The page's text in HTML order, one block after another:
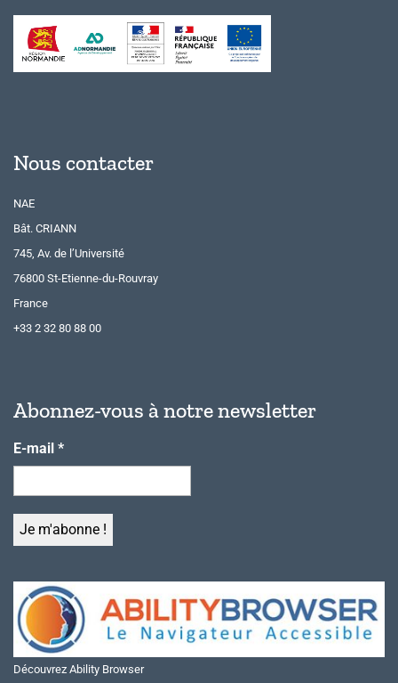
Nous contacter
NAE
Bât. CRIANN
745, Av. de l’Université
76800 St-Etienne-du-Rouvray
France
+33 2 32 80 88 00
Abonnez-vous à notre newsletter
E-mail *
Découvrez Ability Browser